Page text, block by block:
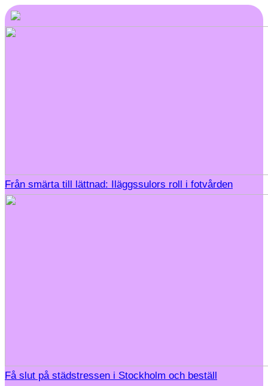
Från smärta till lättnad: Iläggssulors roll i fotvården
Få slut på städstressen i Stockholm och beställ